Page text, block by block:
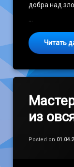
добра над
Читать
из
Posted on